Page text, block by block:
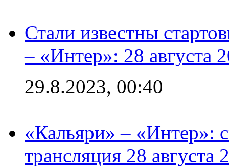
Стали известны
– «Интер»: 28 августа
29.8.2023, 00:40
«Кальяри» – «Интер»:
трансляция 28 августа